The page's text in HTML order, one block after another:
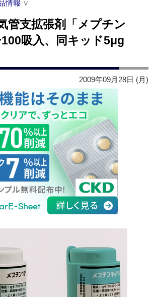
情報 ∨
管支拡張剤「メプチン
吸入、同キッド5μg
2009年09月28日 (月)